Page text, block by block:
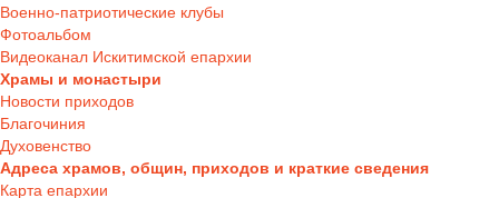
Военно-патриотические клубы
Фотоальбом
Видеоканал Искитимской епархии
Храмы и монастыри
Новости приходов
Благочиния
Духовенство
Адреса храмов, общин, приходов и краткие сведения
Карта епархии